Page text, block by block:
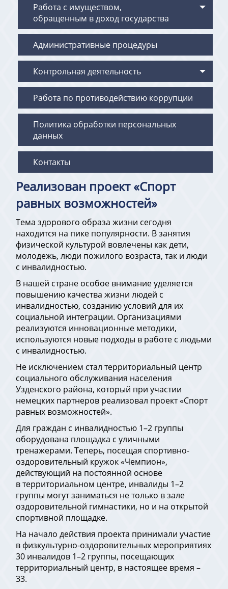
Работа с имуществом,
обращенным в доход государства
Административные процедуры
Контрольная деятельность
Работа по противодействию коррупции
Политика обработки персональных
данных
Контакты
Реализован проект «Спорт
равных возможностей»
Тема здорового образа жизни сегодня
находится на пике популярности. В занятия
физической культурой вовлечены как дети,
молодежь, люди пожилого возраста, так и люди
с инвалидностью.
В нашей стране особое внимание уделяется
повышению качества жизни людей с
инвалидностью, созданию условий для их
социальной интеграции. Организациями
реализуются инновационные методики,
используются новые подходы в работе с людьми
с инвалидностью.
Не исключением стал территориальный центр
социального обслуживания населения
Узденского района, который при участии
немецких партнеров реализовал проект «Спорт
равных возможностей».
Для граждан с инвалидностью 1–2 группы
оборудована площадка с уличными
тренажерами. Теперь, посещая спортивно-
оздоровительный кружок «Чемпион»,
действующий на постоянной основе
в территориальном центре, инвалиды 1–2
группы могут заниматься не только в зале
оздоровительной гимнастики, но и на открытой
спортивной площадке.
На начало действия проекта принимали участие
в физкультурно-оздоровительных мероприятиях
30 инвалидов 1–2 группы, посещающих
территориальный центр, в настоящее время –
33.